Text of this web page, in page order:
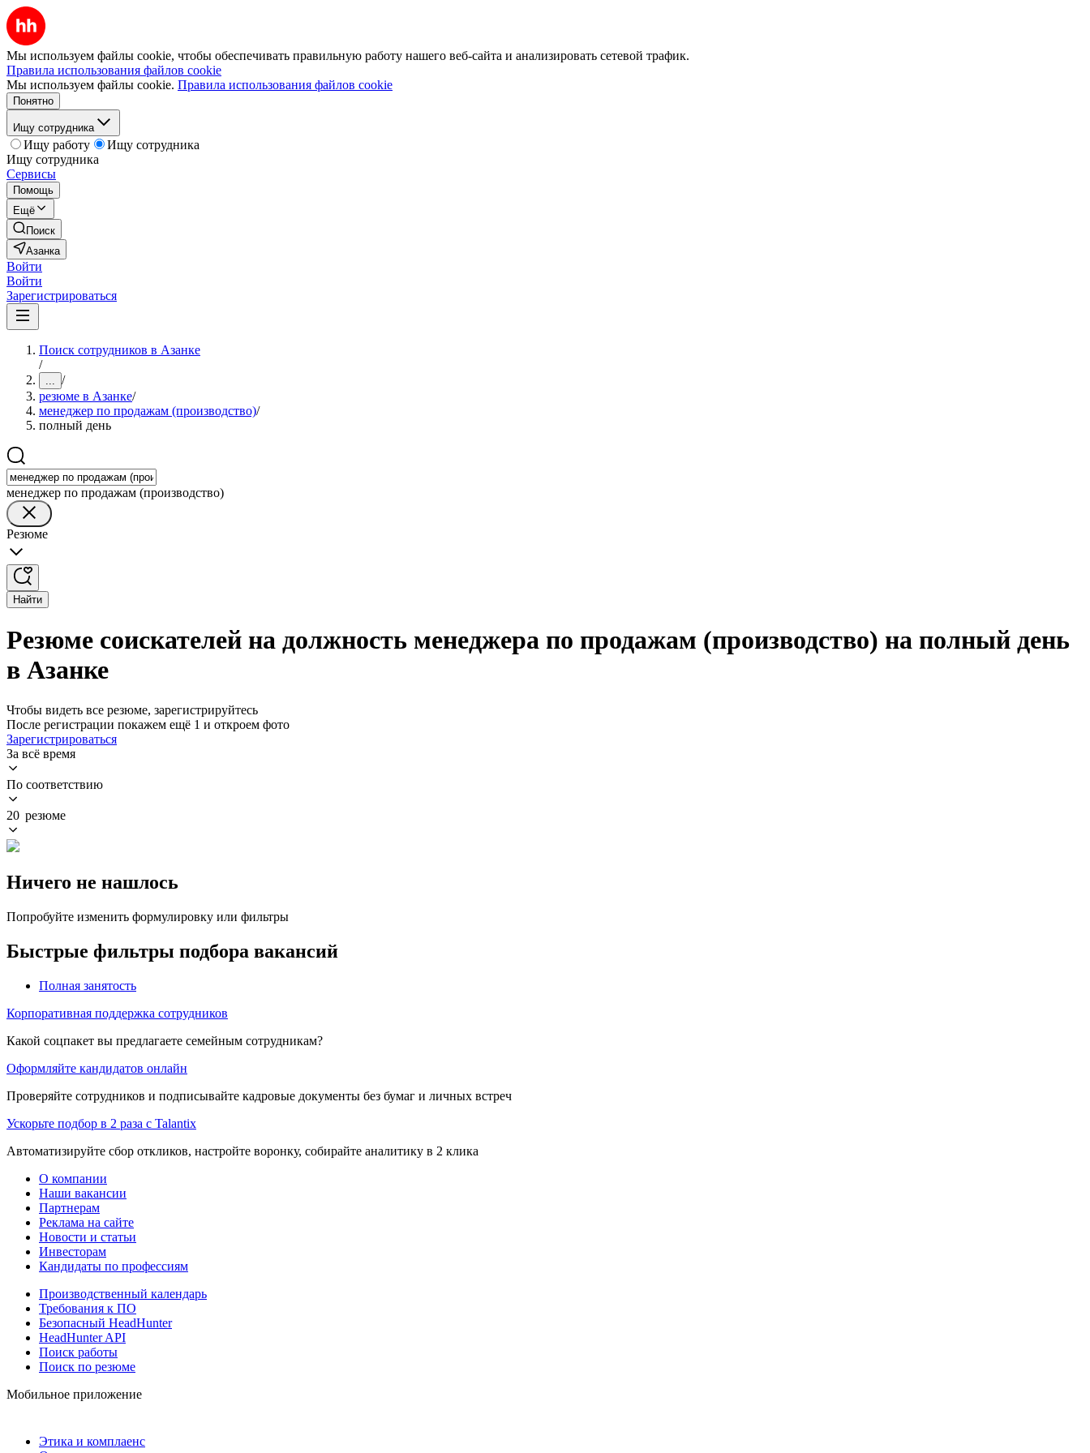
Мы используем файлы cookie, чтобы обеспечивать правильную работу нашего веб-сайта и анализировать сетевой трафик.
Правила использования файлов cookie
Мы используем файлы cookie. Правила использования файлов cookie
Понятно
Ищу сотрудника
Ищу работу
Ищу сотрудника
Ищу сотрудника
Сервисы
Помощь
Ещё
Поиск
Азанка
Войти
Войти
Зарегистрироваться
Поиск сотрудников в Азанке
/
... /
резюме в Азанке/
менеджер по продажам (производство)/
полный день
менеджер по продажам (производство)
Резюме
Найти
Резюме соискателей на должность менеджера по продажам (производство) на полный день
в Азанке
Чтобы видеть все резюме, зарегистрируйтесь
После регистрации покажем ещё 1 и откроем фото
Зарегистрироваться
За всё время
По соответствию
20 резюме
Ничего не нашлось
Попробуйте изменить формулировку или фильтры
Быстрые фильтры подбора вакансий
Полная занятость
Корпоративная поддержка сотрудников
Какой соцпакет вы предлагаете семейным сотрудникам?
Оформляйте кандидатов онлайн
Проверяйте сотрудников и подписывайте кадровые документы без бумаг и личных встреч
Ускорьте подбор в 2 раза с Talantix
Автоматизируйте сбор откликов, настройте воронку, собирайте аналитику в 2 клика
О компании
Наши вакансии
Партнерам
Реклама на сайте
Новости и статьи
Инвесторам
Кандидаты по профессиям
Производственный календарь
Требования к ПО
Безопасный HeadHunter
HeadHunter API
Поиск работы
Поиск по резюме
Мобильное приложение
Этика и комплаенс